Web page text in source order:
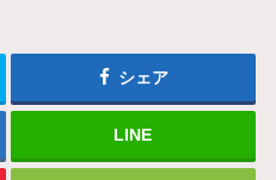
シェア
LINE